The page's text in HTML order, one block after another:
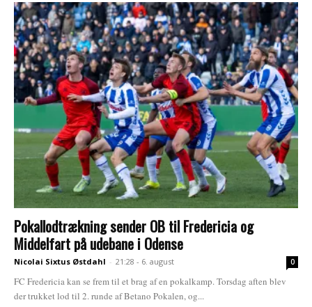
Pokallodtrækning sender OB til Fredericia og
Middelfart på udebane i Odense
Nicolai Sixtus Østdahl - 21:28 - 6. august 0
FC Fredericia kan se frem til et brag af en pokalkamp. Torsdag aften blev
der trukket lod til 2. runde af Betano Pokalen, og...